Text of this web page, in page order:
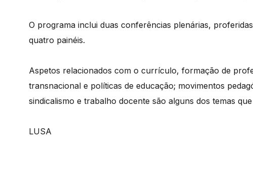
O programa inclui duas conferências plenárias,
quatro painéis.
Aspetos relacionados com o currículo, formação de
transnacional e políticas de educação; movimentos
sindicalismo e trabalho docente são alguns dos temas
LUSA